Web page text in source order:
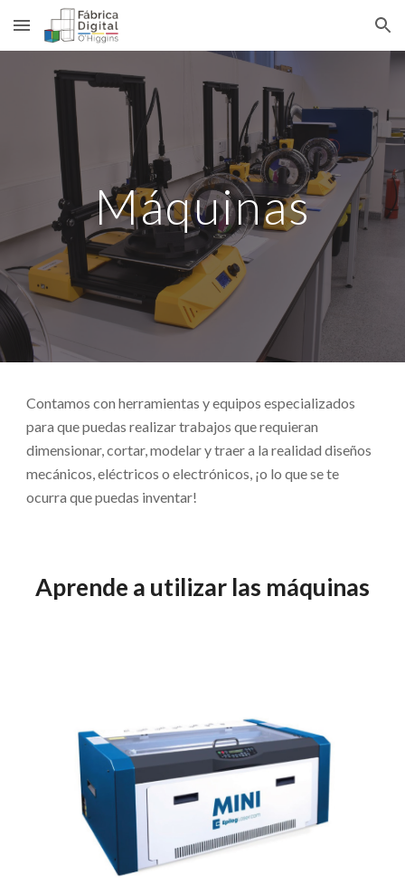
Skip to main content Skip to navigation
Máquinas
Contamos con herramientas y equipos especializados
para que puedas realizar trabajos que requieran
dimensionar, cortar, modelar y traer a la realidad diseños
mecánicos, eléctricos o electrónicos, ¡o lo que se te
ocurra que puedas inventar!
Aprende a utilizar las máquinas